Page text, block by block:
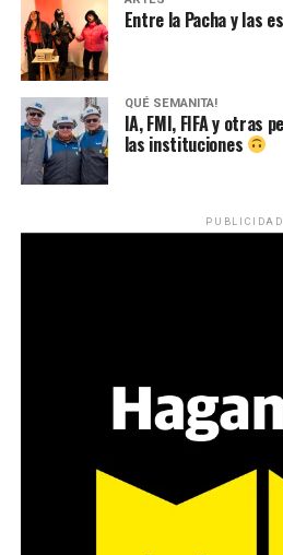
Entre la Pacha y las
QUÉ SEMANITA!
IA, FMI, FIFA y otras
las instituciones
PUBLICIDAD